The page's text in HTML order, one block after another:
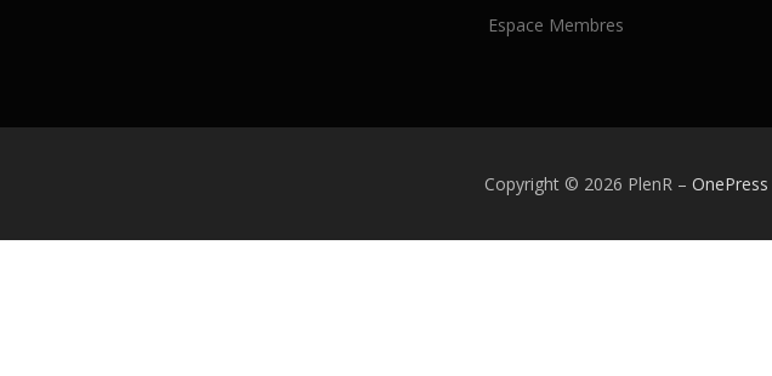
Espace Membres
Copyright © 2026 PlenR – OnePress